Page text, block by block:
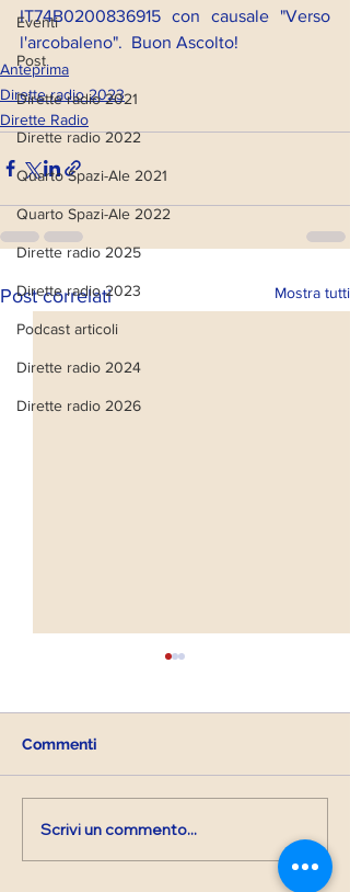
Eventi
Post
Dirette radio 2021
Dirette radio 2022
Quarto Spazi-Ale 2021
Quarto Spazi-Ale 2022
Dirette radio 2025
Dirette radio 2023
Podcast articoli
Dirette radio 2024
Dirette radio 2026
IT74B0200836915 con causale "Verso
l'arcobaleno".  Buon Ascolto!
Anteprima
Dirette radio 2023
Dirette Radio
Post correlati Mostra tutti
Diretta Radiofonica di
Lunedì 24 Aprile 2023
Commenti
Scrivi un commento...